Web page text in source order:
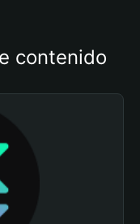
contenido